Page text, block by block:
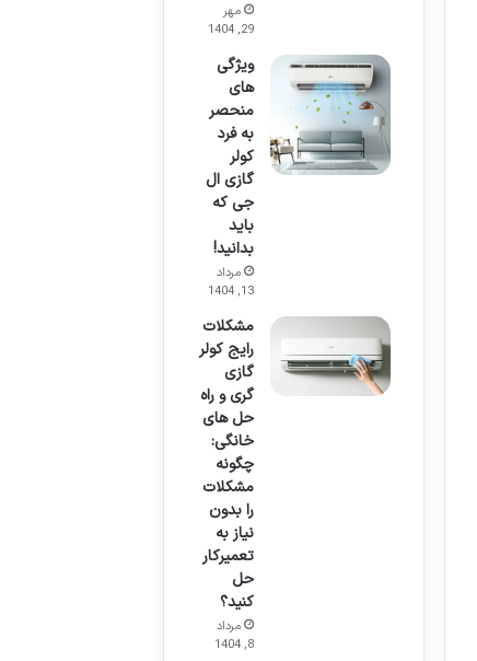
مهر
29, 1404
ویژگی
های
منحصر
به فرد
کولر
گازی ال
جی که
باید
بدانید!
مرداد
13, 1404
مشکلات
رایج کولر
گازی
گری و راه
حل های
خانگی:
چگونه
مشکلات
را بدون
نیاز به
تعمیرکار
حل
کنید؟
مرداد
8, 1404